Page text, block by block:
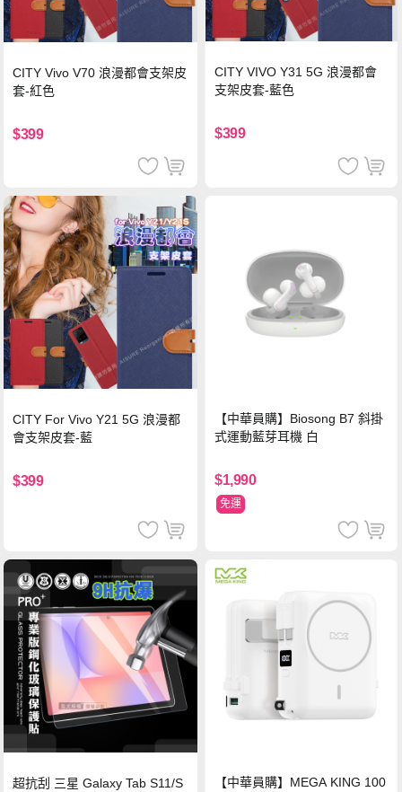
CITY Vivo V70 浪漫都會支架皮
套-紅色
$399
CITY VIVO Y31 5G 浪漫都會
支架皮套-藍色
$399
CITY For Vivo Y21 5G 浪漫都
會支架皮套-藍
$399
【中華員購】Biosong B7 斜掛
式運動藍芽耳機 白
$1,990
免運
超抗刮 三星 Galaxy Tab S11/S
【中華員購】MEGA KING 100